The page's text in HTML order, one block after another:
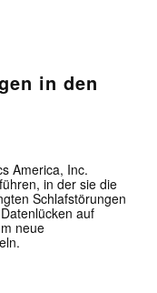
in den
America, Inc.
in der sie die
Schlafstörungen
auf
neue